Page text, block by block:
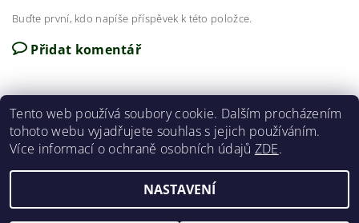
Buďte první, kdo napíše příspěvek k této položce.
Přidat komentář
Obchodní podmínky | Reklamační řád
Monika z CHILLIMATu, všechna práva vyhrazena
Tento web používá soubory cookie. Dalším procházením
tohoto webu vyjadřujete souhlas s jejich používáním.
Více informací o ochraně osobních údajů ZDE.
NASTAVENÍ